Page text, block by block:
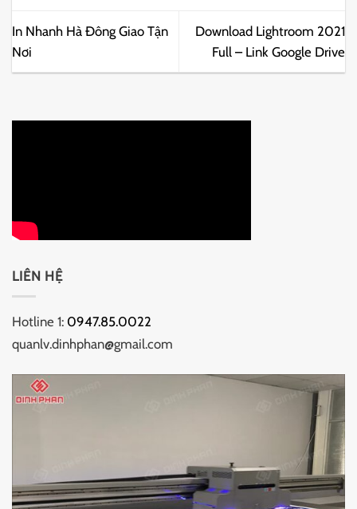
In Nhanh Hà Đông Giao Tận
Nơi
Download Lightroom 2021
Full – Link Google Drive
LIÊN HỆ
Hotline 1: 0947.85.0022
quanlv.dinhphan@gmail.com